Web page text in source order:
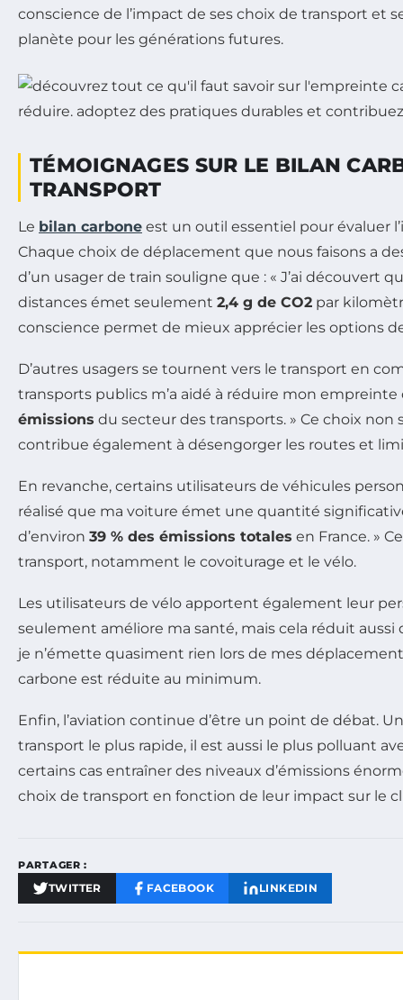
conscience de l’impact de ses choix de transport et
planète pour les générations futures.
TÉMOIGNAGES SUR LE BILAN
TRANSPORT
Le bilan carbone est un outil essentiel pour évaluer
Chaque choix de déplacement que nous faisons a
d’un usager de train souligne que : « J’ai découvert
distances émet seulement 2,4 g de CO2 par
conscience permet de mieux apprécier les options
D’autres usagers se tournent vers le transport en
transports publics m’a aidé à réduire mon
émissions du secteur des transports. » Ce choix
contribue également à désengorger les routes et
En revanche, certains utilisateurs de véhicules
réalisé que ma voiture émet une quantité
d’environ 39 % des émissions totales en France. »
transport, notamment le covoiturage et le vélo.
Les utilisateurs de vélo apportent également leur
seulement améliore ma santé, mais cela réduit
je n’émette quasiment rien lors de mes
carbone est réduite au minimum.
Enfin, l’aviation continue d’être un point de débat.
transport le plus rapide, il est aussi le plus polluant
certains cas entraîner des niveaux d’émissions
choix de transport en fonction de leur impact sur le
PARTAGER :
TWITTER FACEBOOK LINKEDIN